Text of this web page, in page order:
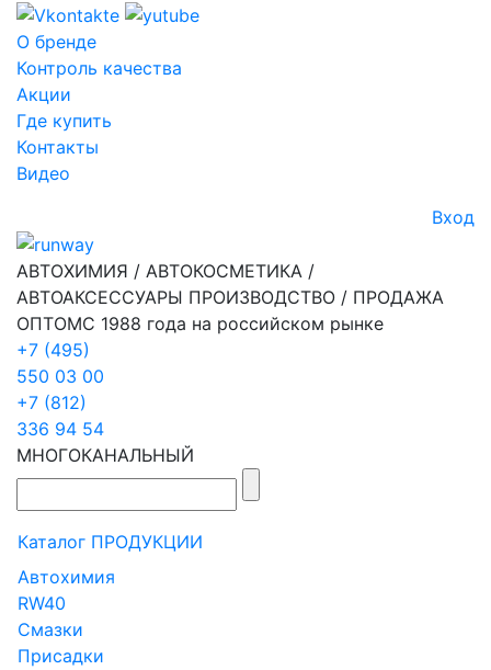
О бренде
Контроль качества
Акции
Где купить
Контакты
Видео
Вход
АВТОХИМИЯ / АВТОКОСМЕТИКА /
АВТОАКСЕССУАРЫ ПРОИЗВОДСТВО / ПРОДАЖА
ОПТОМС 1988 года на российском рынке
+7 (495)
550 03 00
+7 (812)
336 94 54
МНОГОКАНАЛЬНЫЙ
Каталог ПРОДУКЦИИ
Автохимия
RW40
Смазки
Присадки